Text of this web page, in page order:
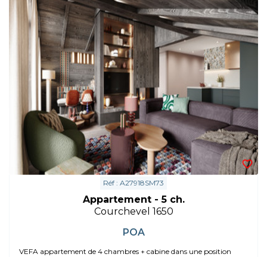
Réf : A27918SM73
Appartement - 5 ch.
Courchevel 1650
POA
VEFA appartement de 4 chambres + cabine dans une position